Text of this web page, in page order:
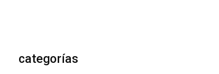
categorías